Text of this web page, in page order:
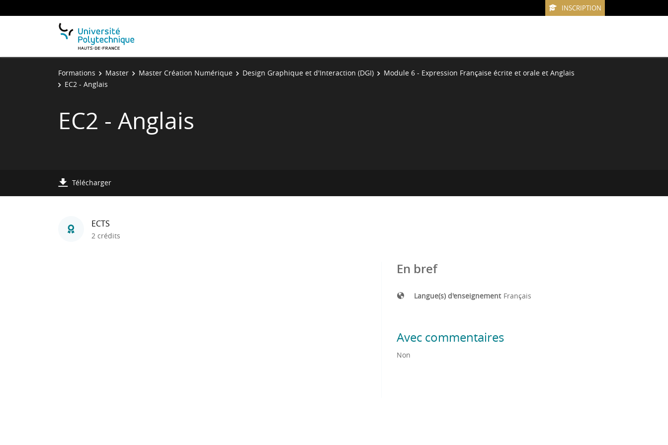
INSCRIPTION
Formations Master Master Création Numérique Design Graphique et d'Interaction (DGI)
Module 6 - Expression Française écrite et orale et Anglais
EC2 - Anglais
EC2 - Anglais
Télécharger
ECTS
2 crédits
En bref
Langue(s) d'enseignement Français
Avec commentaires
Non